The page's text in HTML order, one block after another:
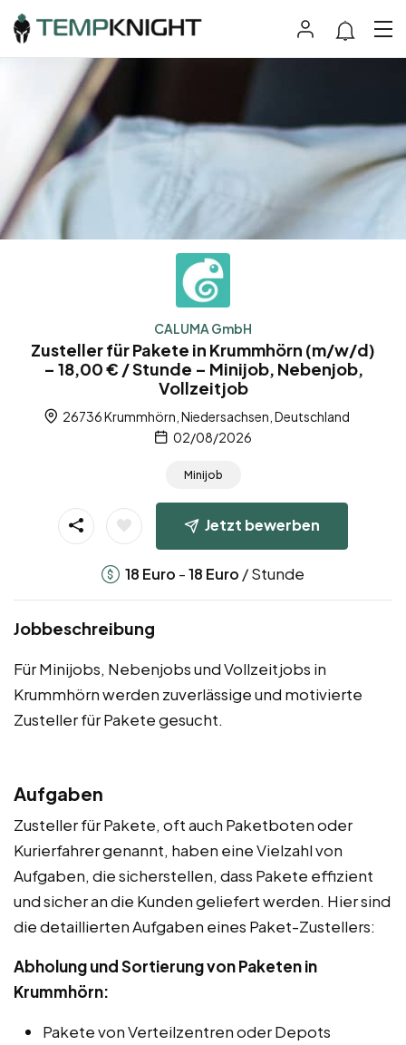
CALUMA GmbH
Zusteller für Pakete in Krummhörn (m/w/d)
– 18,00 € / Stunde – Minijob, Nebenjob,
Vollzeitjob
26736 Krummhörn, Niedersachsen, Deutschland
02/08/2026
Minijob
Jetzt bewerben
18 Euro -18 Euro / Stunde
Jobbeschreibung
Für Minijobs, Nebenjobs und Vollzeitjobs in
Krummhörn werden zuverlässige und motivierte
Zusteller für Pakete gesucht.
Aufgaben
Zusteller für Pakete, oft auch Paketboten oder
Kurierfahrer genannt, haben eine Vielzahl von
Aufgaben, die sicherstellen, dass Pakete effizient
und sicher an die Kunden geliefert werden. Hier sind
die detaillierten Aufgaben eines Paket-Zustellers:
Abholung und Sortierung von Paketen in
Krummhörn:
Pakete von Verteilzentren oder Depots